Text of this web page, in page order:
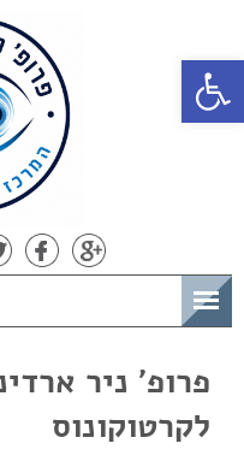
פתח סרגל נגישות
פרופ' ניר
לקרטוקונוס